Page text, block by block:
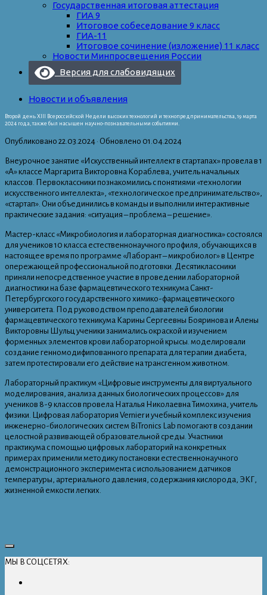
Государственная итоговая аттестация
ГИА 9
Итоговое собеседование 9 класс
ГИА-11
Итоговое сочинение (изложение) 11 класс
Новости Минпросвещения России
Версия для слабовидящих
Новости и объявления
Второй день XIII Всероссийской Недели высоких технологий и технопредпринимательства, 19 марта
2024 года, также был насыщен научно-познавательными событиями.
Опубликовано 22.03.2024 · Обновлено 01.04.2024
Внеурочное занятие «Искусственный интеллект в стартапах» провела в 1
«А» классе Маргарита Викторовна Кораблева, учитель начальных
классов. Первоклассники познакомились с понятиями «технологии
искусственного интеллекта», «технологическое предпринимательство»,
«стартап». Они объединились в команды и выполнили интерактивные
практические задания: «ситуация – проблема – решение».
Мастер-класс «Микробиология и лабораторная диагностика» состоялся
для учеников 10 класса естественнонаучного профиля, обучающихся в
настоящее время по программе «Лаборант – микробиолог» в Центре
опережающей профессиональной подготовки. Десятиклассники
приняли непосредственное участие в проведении лабораторной
диагностики на базе фармацевтического техникума Санкт-
Петербургского государственного химико-фармацевтического
университета. Под руководством преподавателей биологии
фармацевтического техникума Карины Сергеевны Бояринова и Алены
Викторовны Шульц ученики занимались окраской и изучением
форменных элементов крови лабораторной крысы. моделировали
создание генномодифипованного препарата для терапии диабета,
затем протестировали его действие на трансгенном животном.
Лабораторный практикум «Цифровые инструменты для виртуального
моделирования, анализа данных биологических процессов» для
учеников 8-9 классов провела Наталья Николаевна Тимохина, учитель
физики. Цифровая лаборатория Vernier и учебный комплекс изучения
инженерно-биологических систем BiTronics Lab помогают в создании
целостной развивающей образовательной среды. Участники
практикума с помощью цифровых лабораторий на конкретных
примерах применили методику постановки естественнонаучного
демонстрационного эксперимента с использованием датчиков
температуры, артериального давления, содержания кислорода, ЭКГ,
жизненной емкости легких.
МЫ В СОЦСЕТЯХ: